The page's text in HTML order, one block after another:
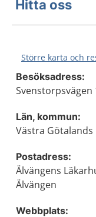
Hitta oss
Större karta och
Besöksadress:
Svenstorpsvägen
Län, kommun:
Västra Götalands
Postadress:
Älvängens
Älvängen
Webbplats: